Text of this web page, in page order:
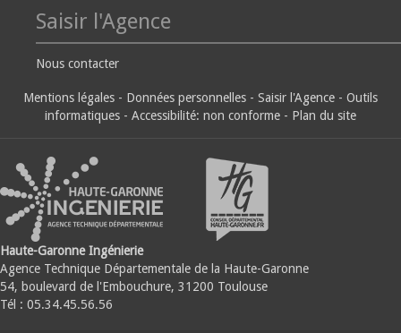
Saisir l'Agence
Nous contacter
Mentions légales - Données personnelles - Saisir l'Agence - Outils
informatiques - Accessibilité: non conforme - Plan du site
Haute-Garonne Ingénierie
Agence Technique Départementale de la Haute-Garonne
54, boulevard de l'Embouchure, 31200 Toulouse
Tél : 05.34.45.56.56